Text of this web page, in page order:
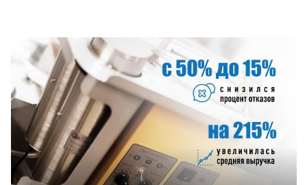
Смотреть проект